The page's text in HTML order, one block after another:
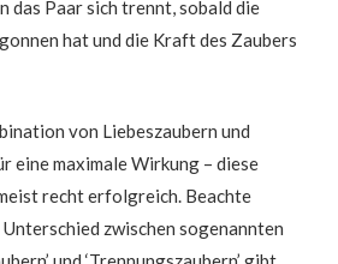
das Paar sich trennt, sobald die
hat und die Kraft des Zaubers
von Liebeszaubern und
eine maximale Wirkung – diese
recht erfolgreich. Beachte
Unterschied zwischen sogenannten